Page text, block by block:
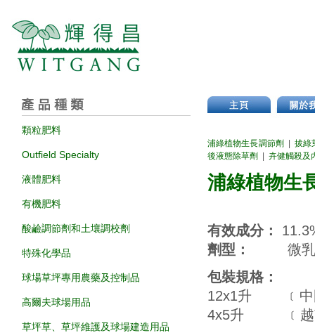
顆粒肥料
Outfield Specialty
液體肥料
有機肥料
酸鹼調節劑和土壤調校劑
特殊化學品
球場草坪專用農藥及控制品
高爾夫球場用品
草坪草、草坪維護及球場建造用品
浦綠植物生長調節劑 |拔綠
後液態除草劑
卉健觸殺及
浦綠植物生
有效成分：
劑型： 微
包裝規格：
12x1升 ﹝中
4x5升 ﹝越南